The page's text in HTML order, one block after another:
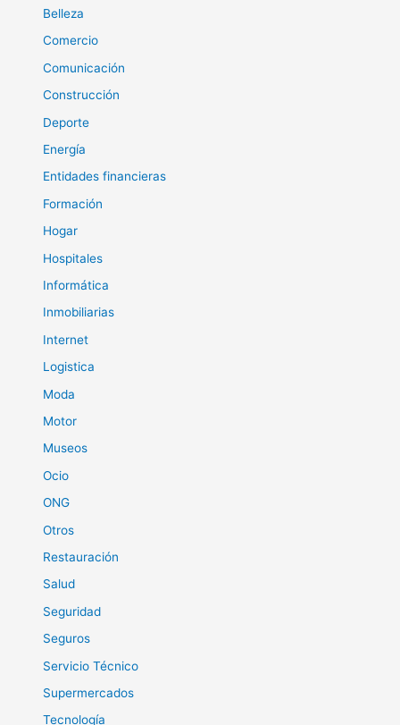
Belleza
Comercio
Comunicación
Construcción
Deporte
Energía
Entidades financieras
Formación
Hogar
Hospitales
Informática
Inmobiliarias
Internet
Logistica
Moda
Motor
Museos
Ocio
ONG
Otros
Restauración
Salud
Seguridad
Seguros
Servicio Técnico
Supermercados
Tecnología